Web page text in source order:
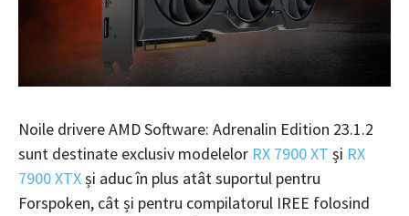
Noile drivere AMD Software: Adrenalin Edition 23.1.2
sunt destinate exclusiv modelelor RX 7900 XT și RX
7900 XTXși aduc în plus atât suportul pentru
Forspoken, cât și pentru compilatorul IREE folosind